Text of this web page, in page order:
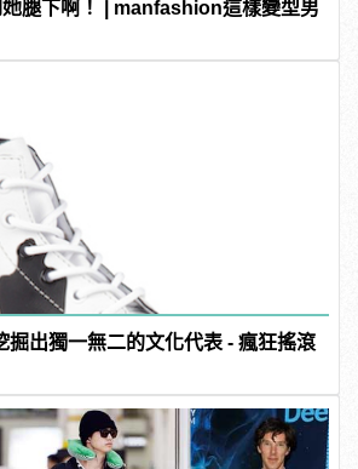
腿下啊！ | manfashion這樣變型男
掘出獨一無二的文化代表 - 瘋狂搖滾